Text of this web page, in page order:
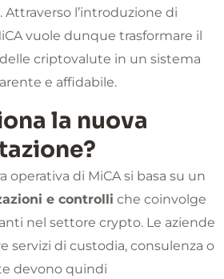
l’introduzione di
vuole dunque trasformare il
criptovalute in un sistema
e affidabile.
la nuova
operativa di MiCA si basa su un
e controlli che coinvolge
nel settore crypto. Le aziende
servizi di custodia, consulenza o
devono quindi